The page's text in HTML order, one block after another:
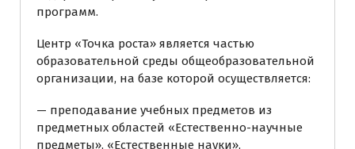
программ.
Центр «Точка роста» является частью
образовательной среды общеобразовательной
организации, на базе которой осуществляется:
— преподавание учебных предметов из
предметных областей «Естественно-научные
предметы», «Естественные науки»,